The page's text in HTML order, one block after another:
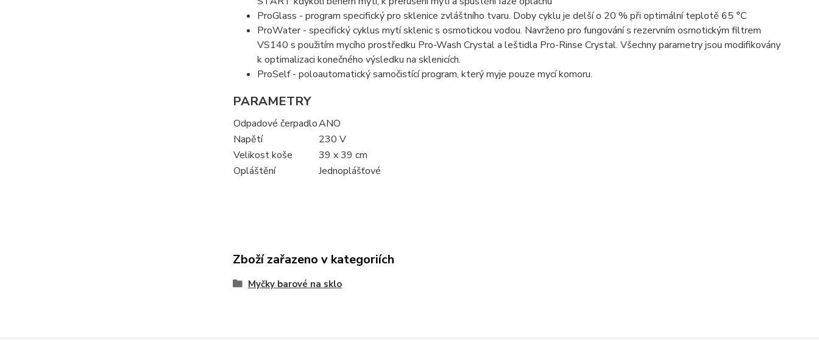
ProGlass - program specifický pro sklenice zvláštního tvaru. Doby cyklu je delší o 20 % při optimální teplotě 65 °C
ProWater - specifický cyklus mytí sklenic s osmotickou vodou. Navrženo pro fungování s rezervním osmotickým filtrem
VS140 s použitím mycího prostředku Pro-Wash Crystal a leštidla Pro-Rinse Crystal. Všechny parametry jsou modifikovány
k optimalizaci konečného výsledku na sklenicích.
ProSelf - poloautomatický samočistící program, který myje pouze mycí komoru.
PARAMETRY
Odpadové čerpadloANO
Napětí
230 V
Velikost koše
39 x 39 cm
Opláštění
Jednoplášťové
Zboží zařazeno v kategoriích
Myčky barové na sklo